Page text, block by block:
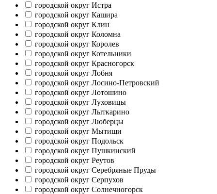
городской округ Истра
городской округ Кашира
городской округ Клин
городской округ Коломна
городской округ Королев
городской округ Котельники
городской округ Красногорск
городской округ Лобня
городской округ Лосино-Петровский
городской округ Лотошино
городской округ Луховицы
городской округ Лыткарино
городской округ Люберцы
городской округ Мытищи
городской округ Подольск
городской округ Пушкинский
городской округ Реутов
городской округ Серебряные Пруды
городской округ Серпухов
городской округ Солнечногорск